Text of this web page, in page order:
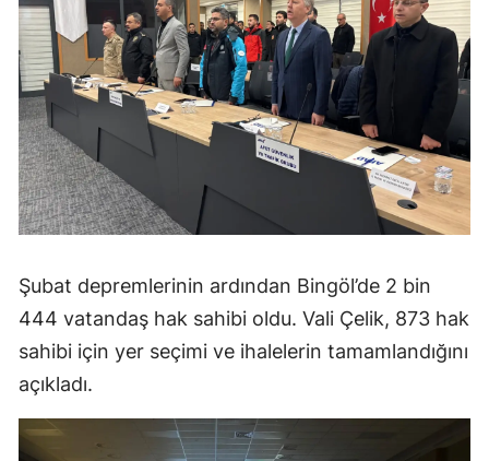
Şubat depremlerinin ardından Bingöl’de 2 bin
444 vatandaş hak sahibi oldu. Vali Çelik, 873 hak
sahibi için yer seçimi ve ihalelerin tamamlandığını
açıkladı.